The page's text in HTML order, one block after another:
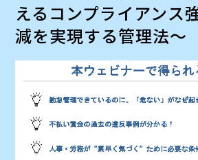
えるコンプライアンス
減を実現する管理法～